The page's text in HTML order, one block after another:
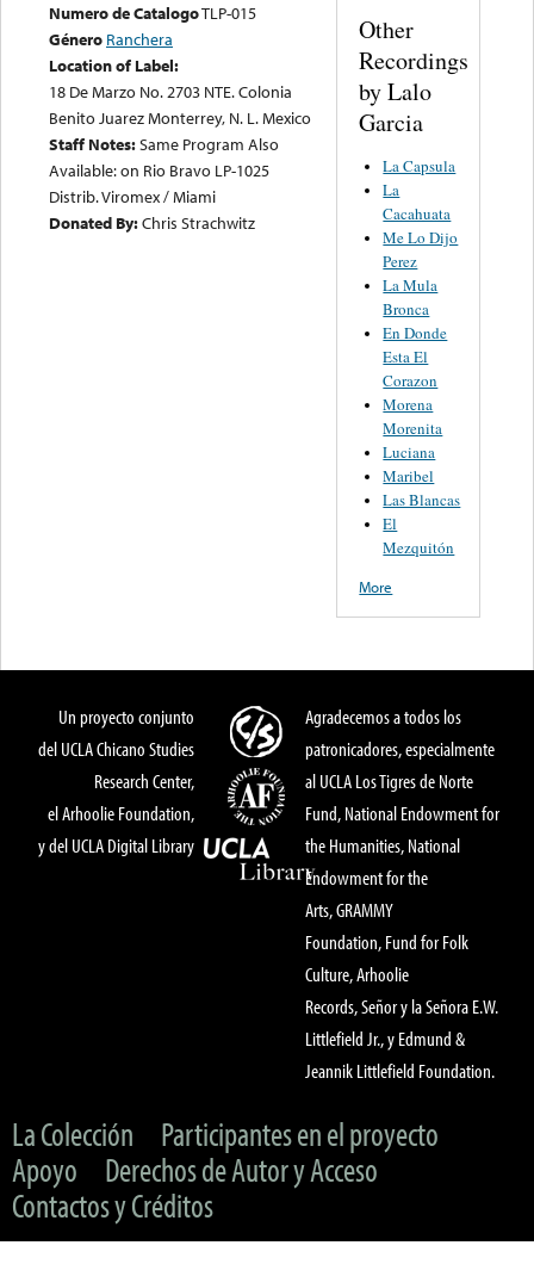
Numero de CatalogoTLP-015
Género Ranchera
Location of Label:
18 De Marzo No. 2703 NTE. Colonia
Benito Juarez Monterrey, N. L. Mexico
Staff Notes:Same Program Also
Available: on Rio Bravo LP-1025
Distrib. Viromex / Miami
Donated By:Chris Strachwitz
Other
Recordings
by Lalo
Garcia
La Capsula
La
Cacahuata
Me Lo Dijo
Perez
La Mula
Bronca
En Donde
Esta El
Corazon
Morena
Morenita
Luciana
Maribel
Las Blancas
El
Mezquitón
More
Un proyecto conjunto
del UCLA Chicano Studies
Research Center,
el Arhoolie Foundation,
y del UCLA Digital Library
Agradecemos a todos los
patronicadores, especialmente
al UCLA Los Tigres de Norte
Fund, National Endowment for
the Humanities, National
Endowment for the
Arts, GRAMMY
Foundation, Fund for Folk
Culture, Arhoolie
Records, Señor y la Señora E.W.
Littlefield Jr., y Edmund &
Jeannik Littlefield Foundation.
La Colección
Participantes en el proyecto
Apoyo
Derechos de Autor y Acceso
Contactos y Créditos